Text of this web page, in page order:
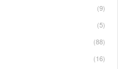
(9)
(5)
(88)
(16)